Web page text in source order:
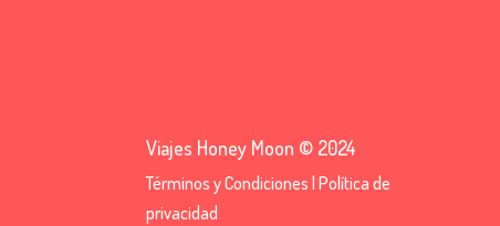
Viajes Honey Moon © 2024
Términos y Condiciones |Política de
privacidad